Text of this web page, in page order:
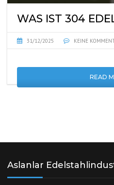
WAS IST 304
31/12/2025 KEINE
READ
Aslanlar